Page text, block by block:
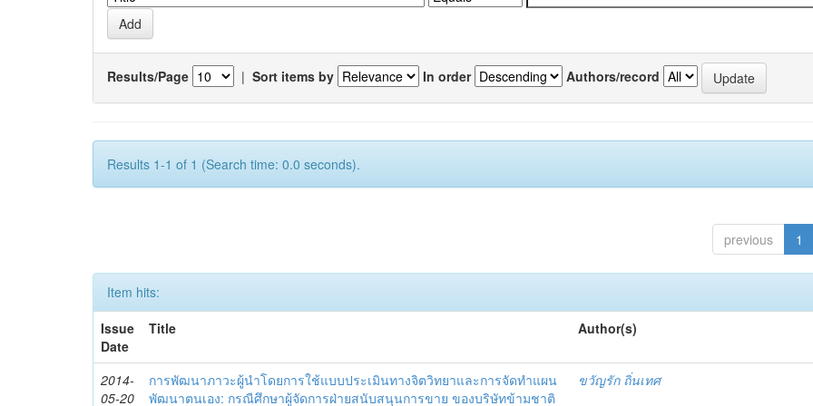
Results/Page | Sort items by In order Authors/record
Results 1-1 of 1 (Search time: 0.0 seconds).
previous 1
Item hits:
Issue
Date
Title Author(s)
2014-
05-20
การพัฒนาภาวะผู้นำโดยการใช้แบบประเมินทางจิตวิทยาและการจัดทำแผน
พัฒนาตนเอง: กรณีศึกษาผู้จัดการฝ่ายสนับสนุนการขาย ของบริษัทข้ามชาติ
ขวัญรัก ถิ่นเทศ